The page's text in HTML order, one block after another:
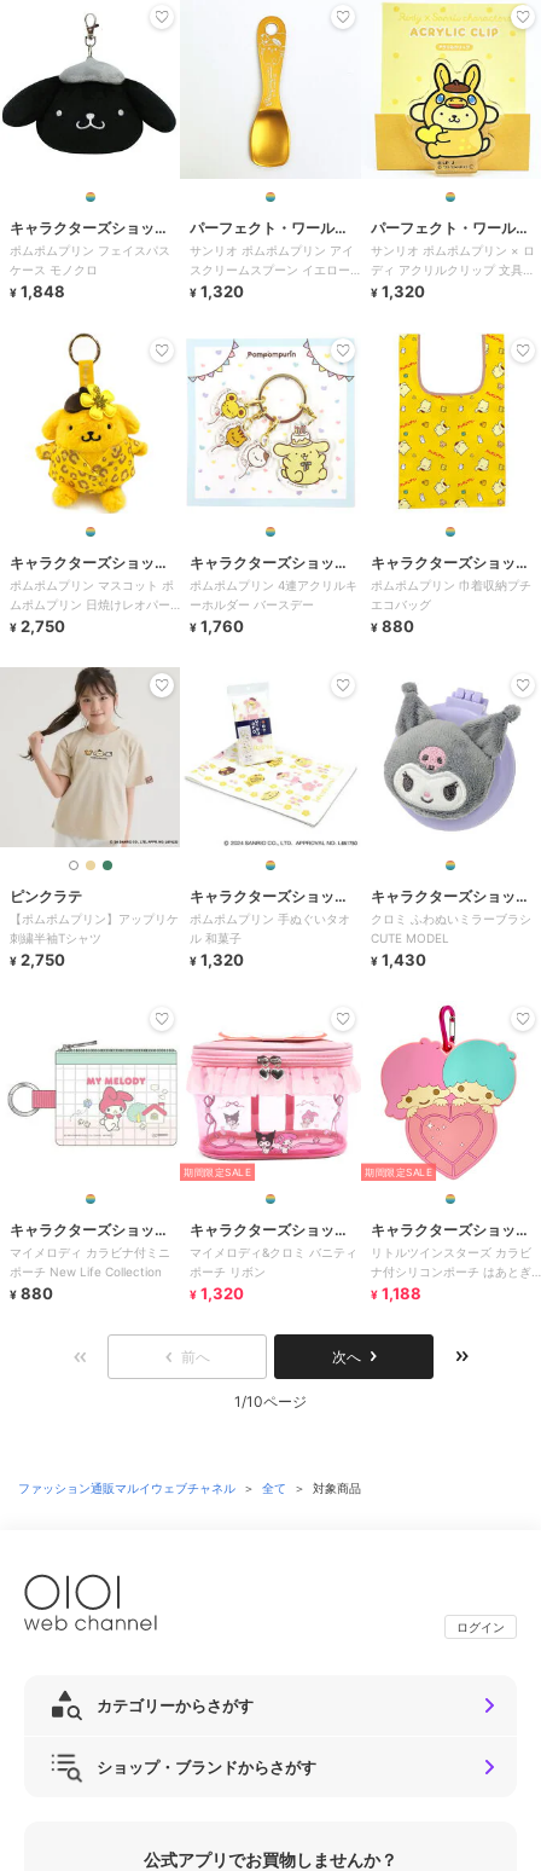
キャラクターズショッ
プ ラフラフ
ポムポムプリン フェイスパス
ケース モノクロ
¥ 1,848
パーフェクト・ワール
ド・トーキョー
サンリオ ポムポムプリン アイ
スクリームスプーン イエロー
¥ 1,320
パーフェクト・ワール
ド・トーキョー
サンリオ ポムポムプリン × ロ
ディ アクリルクリップ 文具
Sanrio
¥ 1,320
キャラクターズショッ
プ ラフラフ
ポムポムプリン マスコット ポ
ムポムプリン 日焼けレオパー
ド
¥ 2,750
キャラクターズショッ
プ ラフラフ
ポムポムプリン 4連アクリルキ
ーホルダー バースデー
¥ 1,760
キャラクターズショッ
プ ラフラフ
ポムポムプリン 巾着収納プチ
エコバッグ
¥ 880
ピンクラテ
【ポムポムプリン】アップリケ
刺繍半袖Tシャツ
¥ 2,750
キャラクターズショッ
プ ラフラフ
ポムポムプリン 手ぬぐいタオ
ル 和菓子
¥ 1,320
キャラクターズショッ
プ ラフラフ
クロミ ふわぬいミラーブラシ
CUTE MODEL
¥ 1,430
キャラクターズショッ
プ ラフラフ
マイメロディ カラビナ付ミニ
ポーチ New Life Collection
¥ 880
期間限定SALE
キャラクターズショッ
プ ラフラフ
マイメロディ&クロミ バニティ
ポーチ リボン
¥ 1,320
期間限定SALE
キャラクターズショッ
プ ラフラフ
リトルツインスターズ カラビ
ナ付シリコンポーチ はあとぎ
ゅっ
¥ 1,188
前へ 次へ
1/10ページ
ファッション通販マルイウェブチャネル ＞ 全て ＞ 対象商品
ログイン
カテゴリーからさがす
ショップ・ブランドからさがす
公式アプリでお買物しませんか？